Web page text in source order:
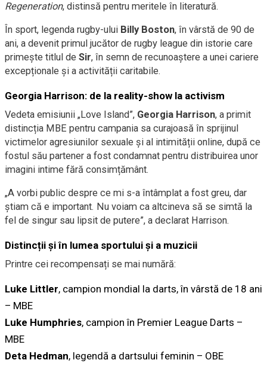
Regeneration, distinsă pentru meritele în literatură.
În sport, legenda rugby-ului Billy Boston, în vârstă de 90 de
ani, a devenit primul jucător de rugby league din istorie care
primește titlul de Sir, în semn de recunoaștere a unei cariere
excepționale și a activității caritabile.
Georgia Harrison: de la reality-show la activism
Vedeta emisiunii „Love Island”, Georgia Harrison, a primit
distincția MBE pentru campania sa curajoasă în sprijinul
victimelor agresiunilor sexuale și al intimității online, după ce
fostul său partener a fost condamnat pentru distribuirea unor
imagini intime fără consimțământ.
„A vorbi public despre ce mi s-a întâmplat a fost greu, dar
știam că e important. Nu voiam ca altcineva să se simtă la
fel de singur sau lipsit de putere”, a declarat Harrison.
Distincții și în lumea sportului și a muzicii
Printre cei recompensați se mai numără:
Luke Littler, campion mondial la darts, în vârstă de 18 ani
– MBE
Luke Humphries, campion în Premier League Darts –
MBE
Deta Hedman, legendă a dartsului feminin – OBE